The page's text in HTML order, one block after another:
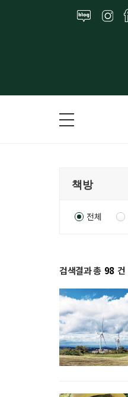
전체
검색결과 총 98 건